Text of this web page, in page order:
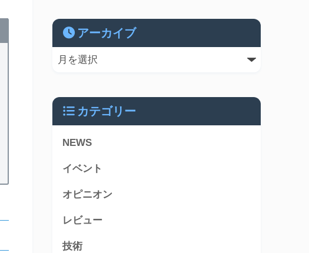
アーカイブ
カテゴリー
NEWS
イベント
オピニオン
レビュー
技術